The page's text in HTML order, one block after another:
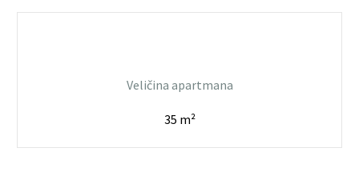
Veličina apartmana
35 m²